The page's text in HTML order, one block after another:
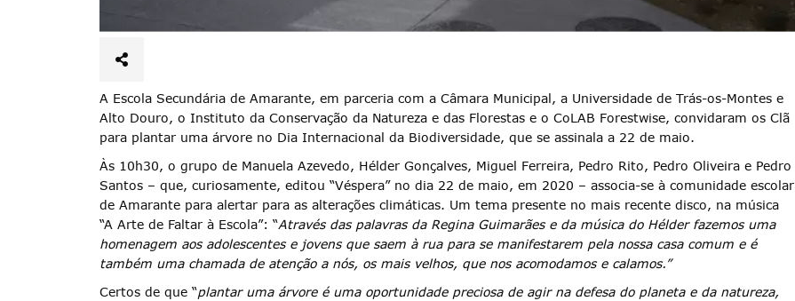
Termo de Pesquisa
A Escola Secundária de Amarante, em parceria com a Câmara Municipal, a Universidade de Trás-os-Montes e
Alto Douro, o Instituto da Conservação da Natureza e das Florestas e o CoLAB Forestwise, convidaram os Clã
para plantar uma árvore no Dia Internacional da Biodiversidade, que se assinala a 22 de maio.
Às 10h30, o grupo de Manuela Azevedo, Hélder Gonçalves, Miguel Ferreira, Pedro Rito, Pedro Oliveira e Pedro
Santos – que, curiosamente, editou “Véspera” no dia 22 de maio, em 2020 – associa-se à comunidade escolar
de Amarante para alertar para as alterações climáticas. Um tema presente no mais recente disco, na música
“A Arte de Faltar à Escola”: “Através das palavras da Regina Guimarães e da música do Hélder fazemos uma
homenagem aos adolescentes e jovens que saem à rua para se manifestarem pela nossa casa comum e é
também uma chamada de atenção a nós, os mais velhos, que nos acomodamos e calamos.”
Certos de que “plantar uma árvore é uma oportunidade preciosa de agir na defesa do planeta e da natureza,